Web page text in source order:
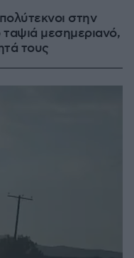
στην
μεσημεριανό,
τους